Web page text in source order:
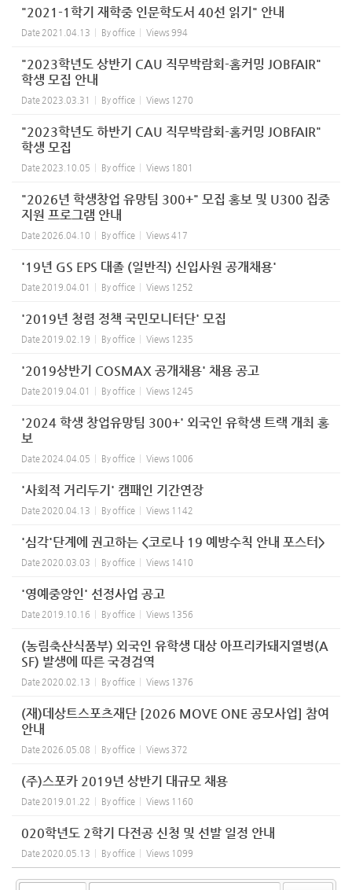
"2021-1학기 재학중 인문학도서 40선 읽기" 안내
Date 2021.04.13 Byoffice Views 994
"2023학년도 상반기 CAU 직무박람회-홈커밍 JOBFAIR"
학생 모집 안내
Date 2023.03.31 Byoffice Views 1270
"2023학년도 하반기 CAU 직무박람회-홈커밍 JOBFAIR"
학생 모집
Date 2023.10.05 Byoffice Views 1801
"2026년 학생창업 유망팀 300+" 모집 홍보 및 U300 집중
지원 프로그램 안내
Date 2026.04.10 Byoffice Views 417
'19년 GS EPS 대졸 (일반직) 신입사원 공개채용'
Date 2019.04.01 Byoffice Views 1252
'2019년 청렴 정책 국민모니터단' 모집
Date 2019.02.19 Byoffice Views 1235
'2019상반기 COSMAX 공개채용' 채용 공고
Date 2019.04.01 Byoffice Views 1245
'2024 학생 창업유망팀 300+' 외국인 유학생 트랙 개최 홍
보
Date 2024.04.05 Byoffice Views 1006
'사회적 거리두기' 캠패인 기간연장
Date 2020.04.13 Byoffice Views 1142
'심각'단계에 권고하는 <코로나 19 예방수칙 안내 포스터>
Date 2020.03.03 Byoffice Views 1410
'영예중앙인' 선정사업 공고
Date 2019.10.16 Byoffice Views 1356
(농림축산식품부) 외국인 유학생 대상 아프리카돼지열병(A
SF) 발생에 따른 국경검역
Date 2020.02.13 Byoffice Views 1376
(재)데상트스포츠재단 [2026 MOVE ONE 공모사업] 참여
안내
Date 2026.05.08 Byoffice Views 372
(주)스포카 2019년 상반기 대규모 채용
Date 2019.01.22 Byoffice Views 1160
020학년도 2학기 다전공 신청 및 선발 일정 안내
Date 2020.05.13 Byoffice Views 1099